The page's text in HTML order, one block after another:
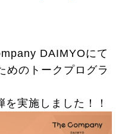
DAIMYOにて
めのトークプログラ
を実施しました！！